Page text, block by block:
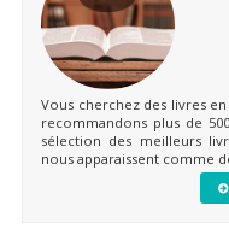
Vous cherchez des livres
recommandons plus de
sélection des meilleurs
nous apparaissent comme